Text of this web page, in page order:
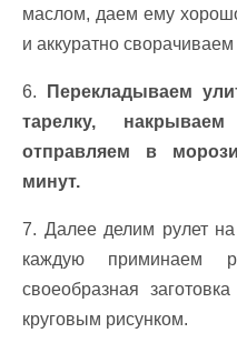
маслом, даем ему
и аккуратно сворачиваем
6.
Перекладываем
тарелку,
отправляем в
минут.
7. Далее делим рулет
каждую приминаем
своеобразная
круговым рисунком.